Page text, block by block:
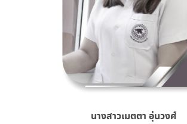
นางสาวเมตตา อุ่นวงศ์